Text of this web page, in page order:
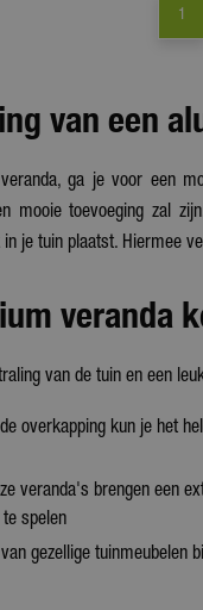
1
van een
ga je voor een
mooie toevoeging zal
je tuin plaatst. Hiermee
veranda
van de tuin en een
overkapping kun je het
veranda's brengen een
spelen
gezellige